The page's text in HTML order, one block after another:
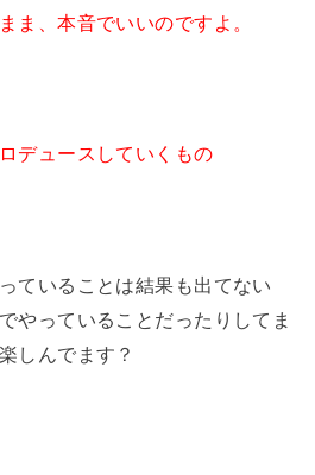
ま、本音でいいのですよ。
デュースしていくもの
ていることは結果も出てない
やっていることだったりしてま
しんでます？